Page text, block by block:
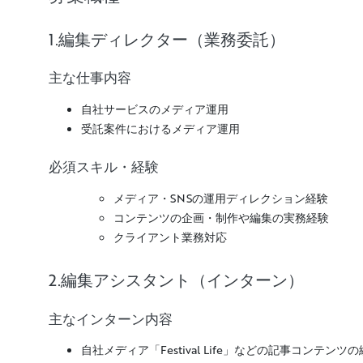
1.編集ディレクター（業務委託）
主な仕事内容
自社サービスのメディア運用
受託案件におけるメディア運用
必須スキル・経験
メディア・SNSの運用ディレクション経験
コンテンツの企画・制作や編集の実務経験
クライアント業務対応
2.編集アシスタント（インターン）
主なインターン内容
自社メディア「Festival Life」などの記事コンテンツの